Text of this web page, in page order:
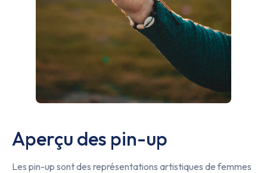
Aperçu des pin-up
Les pin-up sont des représentations artistiques de femmes